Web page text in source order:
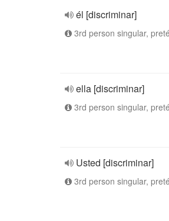
él [discriminar]
3rd person singular,
ella [discriminar]
3rd person singular,
Usted [discriminar]
3rd person singular,